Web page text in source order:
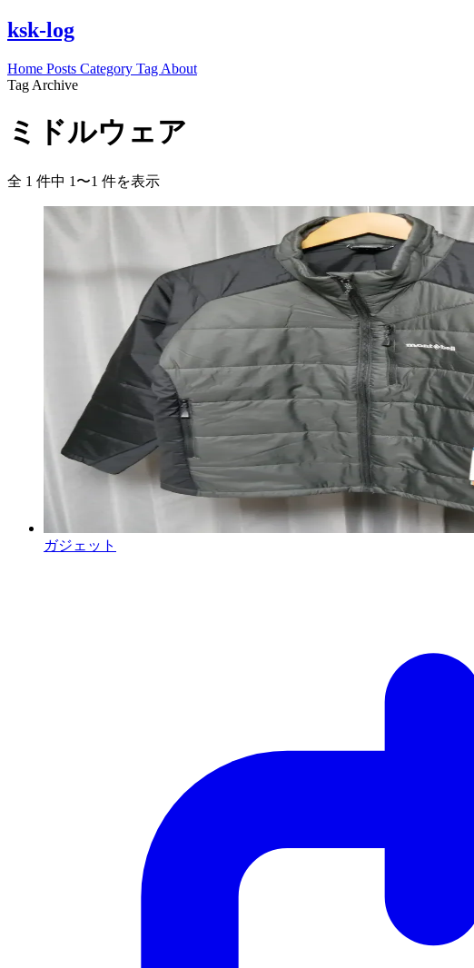
ksk-log
Home Posts Category Tag About
Tag Archive
ミドルウェア
全 1 件中 1〜1 件を表示
ガジェット